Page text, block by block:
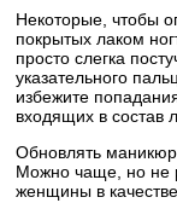
Некоторые, чтобы
покрытых лаком
просто слегка
указательного
избежите
входящих в состав
Обновлять
Можно чаще, но не
женщины в